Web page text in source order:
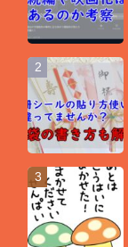
2
3